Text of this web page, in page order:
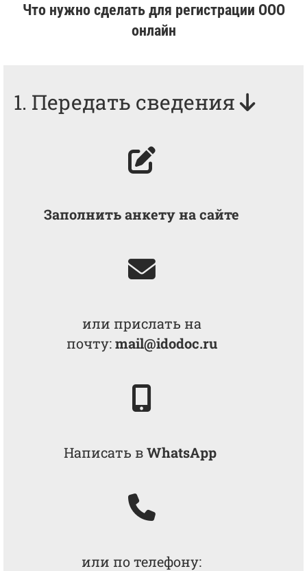
Что нужно сделать для регистрации ООО
онлайн
1. Передать сведения
Заполнить анкету на сайте
или прислать на
почту:mail@idodoc.ru
Написать вWhatsApp
или по телефону: